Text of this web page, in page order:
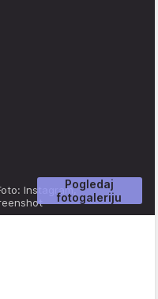
Pogledaj
fotogaleriju
Instagram,